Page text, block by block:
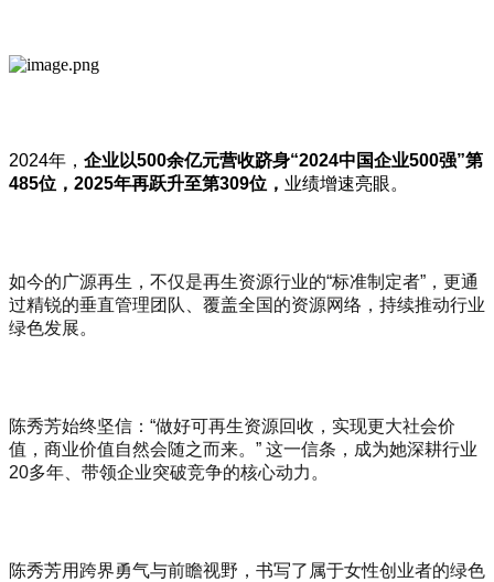
2024年， 企业以500余亿元营收跻身“2024中国企业500强”第
485位，2025年再跃升至第309位， 业绩增速亮眼。
如今的广源再生，不仅是再生资源行业的“标准制定者”，更通
过精锐的垂直管理团队、覆盖全国的资源网络，持续推动行业
绿色发展。
陈秀芳始终坚信：“做好可再生资源回收，实现更大社会价
值，商业价值自然会随之而来。” 这一信条，成为她深耕行业
20多年、带领企业突破竞争的核心动力。
陈秀芳用跨界勇气与前瞻视野，书写了属于女性创业者的绿色